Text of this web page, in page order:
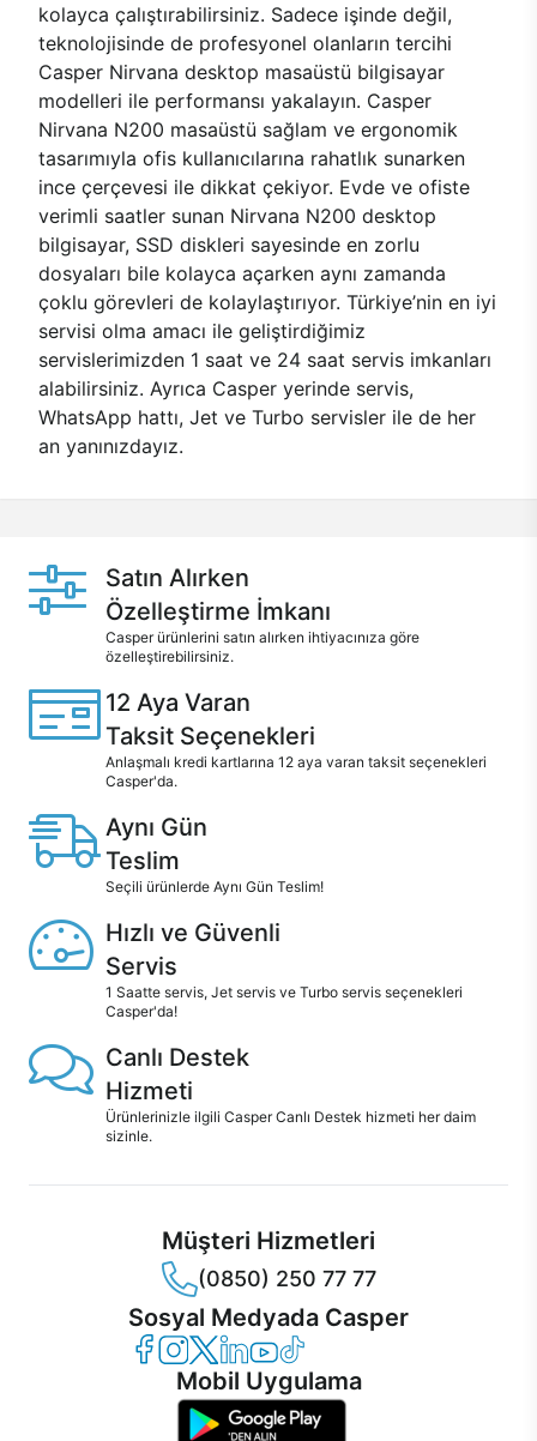
kolayca çalıştırabilirsiniz. Sadece işinde değil,
teknolojisinde de profesyonel olanların tercihi
Casper Nirvana desktop masaüstü bilgisayar
modelleri ile performansı yakalayın. Casper
Nirvana N200 masaüstü sağlam ve ergonomik
tasarımıyla ofis kullanıcılarına rahatlık sunarken
ince çerçevesi ile dikkat çekiyor. Evde ve ofiste
verimli saatler sunan Nirvana N200 desktop
bilgisayar, SSD diskleri sayesinde en zorlu
dosyaları bile kolayca açarken aynı zamanda
çoklu görevleri de kolaylaştırıyor. Türkiye’nin en iyi
servisi olma amacı ile geliştirdiğimiz
servislerimizden 1 saat ve 24 saat servis imkanları
alabilirsiniz. Ayrıca Casper yerinde servis,
WhatsApp hattı, Jet ve Turbo servisler ile de her
an yanınızdayız.
Satın Alırken
Özelleştirme İmkanı
Casper ürünlerini satın alırken ihtiyacınıza göre
özelleştirebilirsiniz.
12 Aya Varan
Taksit Seçenekleri
Anlaşmalı kredi kartlarına 12 aya varan taksit seçenekleri
Casper'da.
Aynı Gün
Teslim
Seçili ürünlerde Aynı Gün Teslim!
Hızlı ve Güvenli
Servis
1 Saatte servis, Jet servis ve Turbo servis seçenekleri
Casper'da!
Canlı Destek
Hizmeti
Ürünlerinizle ilgili Casper Canlı Destek hizmeti her daim
sizinle.
Müşteri Hizmetleri
(0850) 250 77 77
Sosyal Medyada Casper
Casper Facebook
Casper Instagram
Casper Twitter
Casper LinkedIn
Casper YouTube
Casper TikTok
Mobil Uygulama